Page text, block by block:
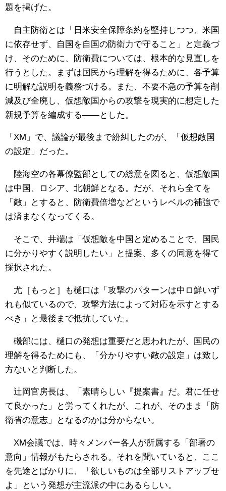
題を掲げた。
自主防衛とは「日米安全保障条約を堅持しつつ、米国
に依存せず、自国を自国の防衛力で守ること」と定義づ
け、そのために、防衛費については、根本的な見直しを
行うとした。まずは国民から理解を得るために、各予算
に明解な説明を義務づける。また、不要不急の予算を削
減及び全廃し、仮想敵国からの攻撃を現実的に想定した
新規予算を編成する――とした。
「XM」で、議論が最後まで紛糾したのが、「仮想敵国
の設定」だった。
陸海空の各幕僚監部としての総意を図ると、仮想敵国
は中国、ロシア、北朝鮮となる。だが、それら全てを
「敵」とすると、防衛費倍増などというレベルの補強で
は済まなくなってくる。
そこで、井端は「仮想敵を中国と定めることで、国民
に分かりやすく説明したい」と提案、多くの同意を得て
採択された。
尤［もっと］も樋口は「攻撃のパターンは中ロ鮮いず
れも似ているので、攻撃方法によって対応を示すとする
べき」と最後まで抵抗していた。
磯部には、樋口の発想は重要だと思われたが、国民の
理解を得るためにも、「分かりやすい敵の設定」は致し
方ないと判断した。
辻岡官房長は、「素晴らしい『提案書』だ。君に任せ
て良かった」と労ってくれたが、これが、そのまま「防
衛省の意志」となるのかは分からない。
XM会議では、時々メンバー各人が所属する「部署の
意向」情報がもたらされる。それを聞いていると、ここ
を先途とばかりに、「欲しいものは全部リストアップせ
よ」という発想が主流派の中にあるらしい。